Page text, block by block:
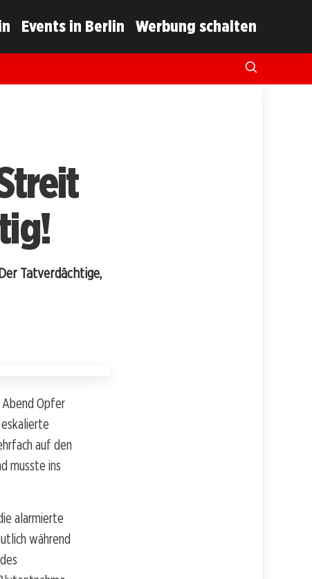
Events in Berlin Werbung schalten
Tatverdächtige,
Abend Opfer
auf den
musste ins
alarmierte
während